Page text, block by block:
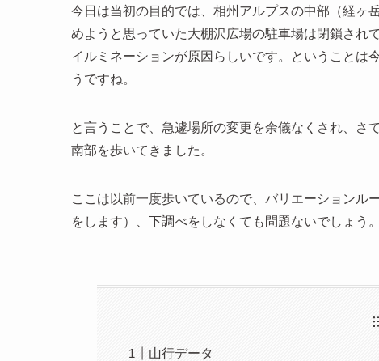
今日は当初の目的では、相州アルプスの中部（経ヶ
めようと思っていた大棚沢広場の駐車場は閉鎖され
イルミネーションが原因らしいです。ということは
うですね。
と言うことで、急遽場所の変更を余儀なくされ、さ
南部を歩いてきました。
ここは以前一度歩いているので、バリエーションル
をします）、下調べをしなくても問題ないでしょう。
山行データ